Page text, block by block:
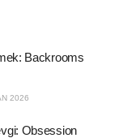
Backrooms
2026
Obsession